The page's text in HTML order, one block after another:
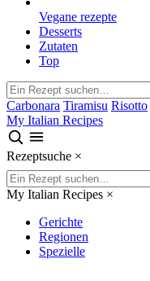
Vegane rezepte
Desserts
Zutaten
Top
Carbonara Tiramisu Risotto
My Italian Recipes
Rezeptsuche ×
My Italian Recipes ×
Gerichte
Regionen
Spezielle